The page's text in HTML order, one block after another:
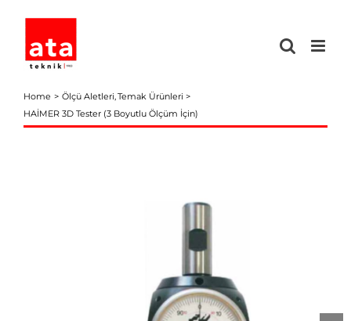
content
Home Ölçü Aletleri Temak Ürünleri
HAİMER 3D Tester (3 Boyutlu Ölçüm İçin)